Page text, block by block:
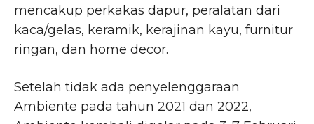
mencakup perkakas dapur, peralatan dari
kaca/gelas, keramik, kerajinan kayu, furnitur
ringan, dan home decor.
Setelah tidak ada penyelenggaraan
Ambiente pada tahun 2021 dan 2022,